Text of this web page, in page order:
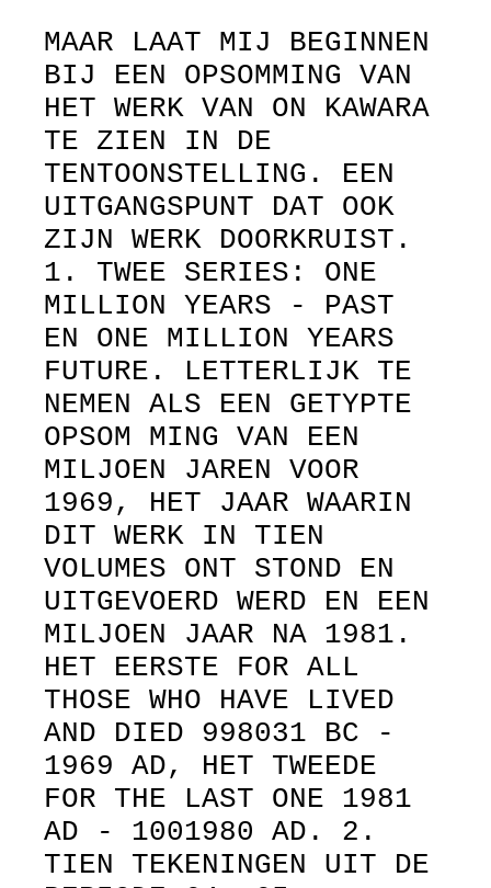
MAAR LAAT MIJ BEGINNEN
BIJ EEN OPSOMMING VAN
HET WERK VAN ON KAWARA
TE ZIEN IN DE
TENTOONSTELLING. EEN
UITGANGSPUNT DAT OOK
ZIJN WERK DOORKRUIST.
1. TWEE SERIES: ONE
MILLION YEARS - PAST
EN ONE MILLION YEARS
FUTURE. LETTERLIJK TE
NEMEN ALS EEN GETYPTE
OPSOM MING VAN EEN
MILJOEN JAREN VOOR
1969, HET JAAR WAARIN
DIT WERK IN TIEN
VOLUMES ONT STOND EN
UITGEVOERD WERD EN EEN
MILJOEN JAAR NA 1981.
HET EERSTE FOR ALL
THOSE WHO HAVE LIVED
AND DIED 998031 BC -
1969 AD, HET TWEEDE
FOR THE LAST ONE 1981
AD - 1001980 AD. 2.
TIEN TEKENINGEN UIT DE